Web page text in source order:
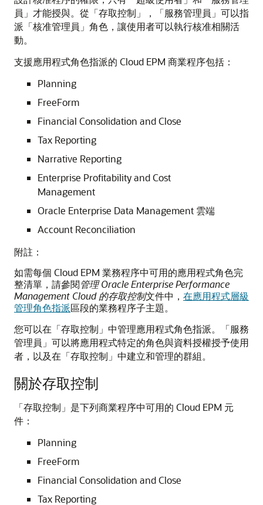
員」才能授與。從「存取控制」，「服務管理員」可以指
派「核准管理員」角色，讓使用者可以執行核准相關活
動。
支援應用程式角色指派的 Cloud EPM 商業程序包括：
Planning
FreeForm
Financial Consolidation and Close
Tax Reporting
Narrative Reporting
Enterprise Profitability and Cost
Management
Oracle Enterprise Data Management 雲端
Account Reconciliation
附註：
如需每個 Cloud EPM 業務程序中可用的應用程式角色完
整清單，請參閱管理 Oracle Enterprise Performance
Management Cloud 的存取控制文件中， 在應用程式層級
管理角色指派區段的業務程序子主題。
您可以在「存取控制」中管理應用程式角色指派。「服務
管理員」可以將應用程式特定的角色與資料授權授予使用
者，以及在「存取控制」中建立和管理的群組。
關於存取控制
「存取控制」是下列商業程序中可用的 Cloud EPM 元
件：
Planning
FreeForm
Financial Consolidation and Close
Tax Reporting